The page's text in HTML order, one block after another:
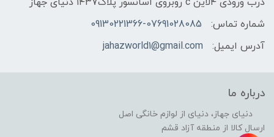
شماره تماس:
09130221366-07691028085
آدرس ایمیل:
jahazworld1@gmail.com
درباره ما
دنیای جهاز، دنیای از لوازم خانگی اصل
ارسال کالا از منطقه آزاد قشم